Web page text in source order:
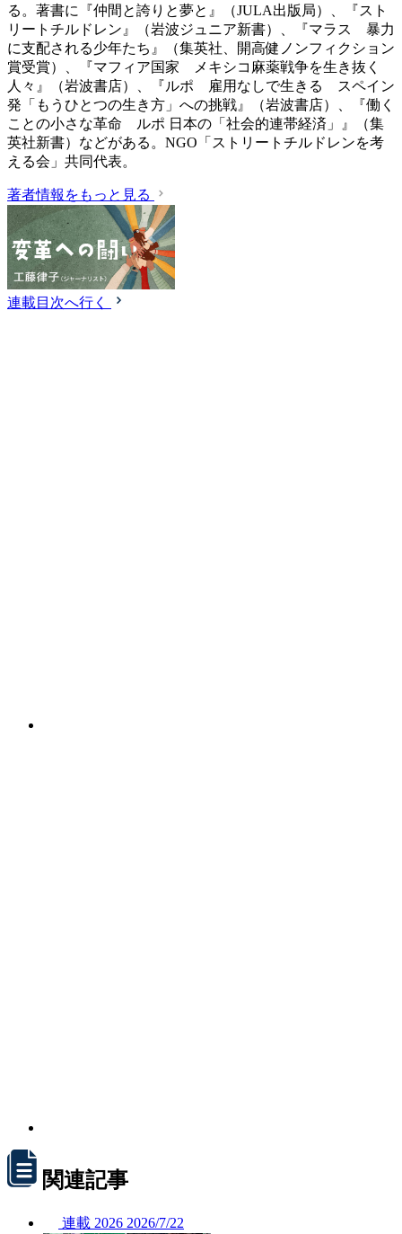
る。著書に『仲間と誇りと夢と』（JULA出版局）、『スト
リートチルドレン』（岩波ジュニア新書）、『マラス 暴力
に支配される少年たち』（集英社、開高健ノンフィクション
賞受賞）、『マフィア国家 メキシコ麻薬戦争を生き抜く
人々』（岩波書店）、『ルポ 雇用なしで生きる スペイン
発「もうひとつの生き方」への挑戦』（岩波書店）、『働く
ことの小さな革命 ルポ 日本の「社会的連帯経済」』（集
英社新書）などがある。NGO「ストリートチルドレンを考
える会」共同代表。
著者情報をもっと見る
連載目次へ行く
関連記事
連載 2026 2026/7/22